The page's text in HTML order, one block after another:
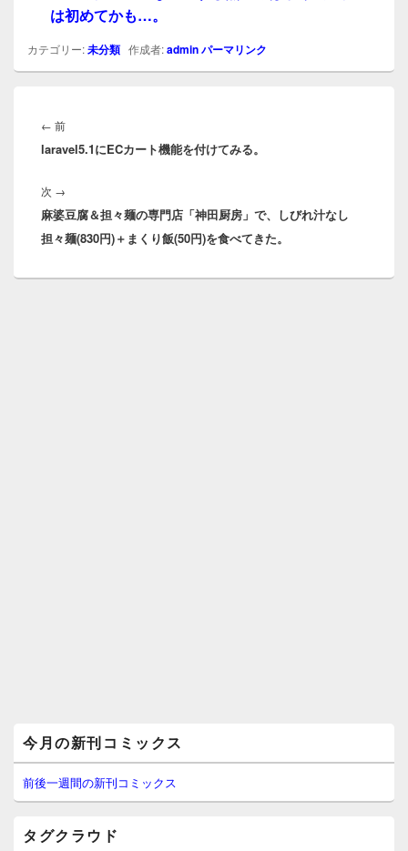
は初めてかも…。
カテゴリー:未分類 作成者:adminパーマリンク
稿
ナ
ゲ
ー
シ
ョ
← 前前
の
laravel5.1にECカート機能を付けてみる。
次 →
の
投
麻婆豆腐＆担々麺の専門店「神田厨房」で、しびれ汁なし
担々麺(830円)＋まくり飯(50円)を食べてきた。
イ
ン
サ
イ
今月の新刊コミックス
前後一週間の新刊コミックス
タグクラウド